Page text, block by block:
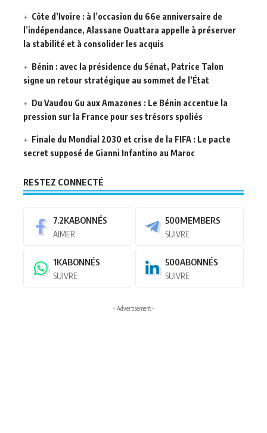
Côte d’Ivoire : à l’occasion du 66e anniversaire de
l’indépendance, Alassane Ouattara appelle à préserver
la stabilité et à consolider les acquis
Bénin : avec la présidence du Sénat, Patrice Talon
signe un retour stratégique au sommet de l’État
Du Vaudou Gu aux Amazones : Le Bénin accentue la
pression sur la France pour ses trésors spoliés
Finale du Mondial 2030 et crise de la FIFA : Le pacte
secret supposé de Gianni Infantino au Maroc
RESTEZ CONNECTÉ
7.2KABONNÉS
AIMER
500MEMBERS
SUIVRE
1KABONNÉS
SUIVRE
500ABONNÉS
SUIVRE
- Advertisement -